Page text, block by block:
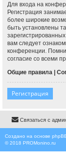
Для входа на
Регистрация
более широкие
быть установлены
вам следует
конференции.
согласие со всеми
Общие правила |
Регистрация
Связаться с
Создано на основе
© 2018 PROMonino.ru